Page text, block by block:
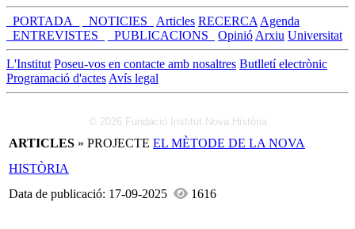
_PORTADA_ _NOTICIES_ Articles RECERCA Agenda
_ENTREVISTES_
_PUBLICACIONS_ Opinió Arxiu Universitat
L'Institut Poseu-vos en contacte amb nosaltres Butlletí electrònic
Programació d'actes Avís legal
© 2026 Fundació Institut Nova Història
ARTICLES » PROJECTE EL MÈTODE DE LA NOVA
HISTÒRIA
Data de publicació: 17-09-2025
1616